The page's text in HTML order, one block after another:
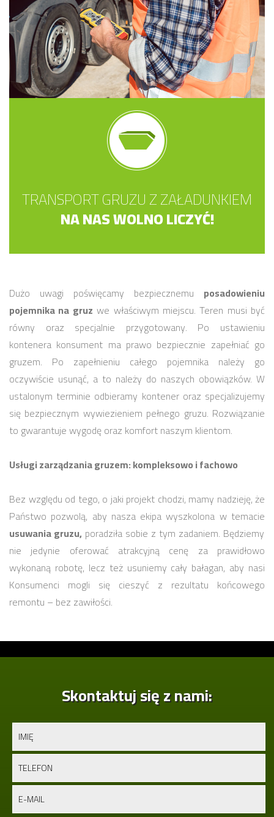
TRANSPORT GRUZU Z ZAŁADUNKIEM
NA NAS WOLNO LICZYĆ!
Dużo uwagi poświęcamy bezpiecznemu posadowieniu
pojemnika na gruz we właściwym miejscu. Teren musi być
równy oraz specjalnie przygotowany. Po ustawieniu
kontenera konsument ma prawo bezpiecznie zapełniać go
gruzem. Po zapełnieniu całego pojemnika należy go
oczywiście usunąć, a to należy do naszych obowiązków. W
ustalonym terminie odbieramy kontener oraz specjalizujemy
się bezpiecznym wywiezieniem pełnego gruzu. Rozwiązanie
to gwarantuje wygodę oraz komfort naszym klientom.
Usługi zarządzania gruzem: kompleksowo i fachowo
Bez względu od tego, o jaki projekt chodzi, mamy nadzieję, że
Państwo pozwolą, aby nasza ekipa wyszkolona w temacie
usuwania gruzu, poradziła sobie z tym zadaniem. Będziemy
nie jedynie oferować atrakcyjną cenę za prawidłowo
wykonaną robotę, lecz też usuniemy cały bałagan, aby nasi
Konsumenci mogli się cieszyć z rezultatu końcowego
remontu – bez zawiłości.
Skontaktuj się z nami: